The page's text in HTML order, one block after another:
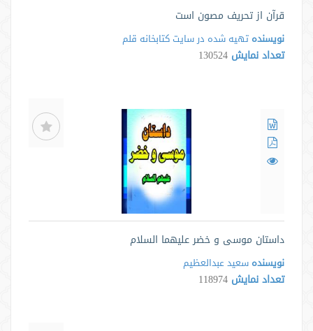
قرآن از تحریف مصون است
نویسنده تهیه شده در سایت كتابخانه قلم
تعداد نمایش 130524
داستان موسی و خضر علیهما السلام
نویسنده سعید عبدالعظیم
تعداد نمایش 118974